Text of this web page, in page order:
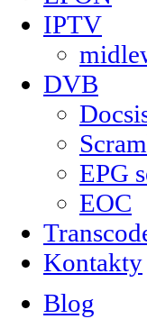
IPTV
DVB
EPG
EOC
Kontakty
Blog